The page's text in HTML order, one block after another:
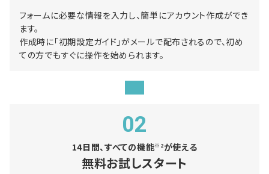
フォームに必要な情報を入力し、簡単にアカウント作成ができ
ます。
作成時に「初期設定ガイド」がメールで配布されるので、初め
ての方でもすぐに操作を始められます。
02
14日間、すべての機能※2が使える
無料お試しスタート